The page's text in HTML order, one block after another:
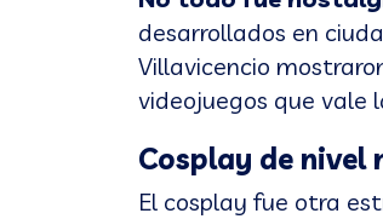
desarrollados en
Villavicencio
videojuegos que vale
Cosplay de nivel
El cosplay fue otra